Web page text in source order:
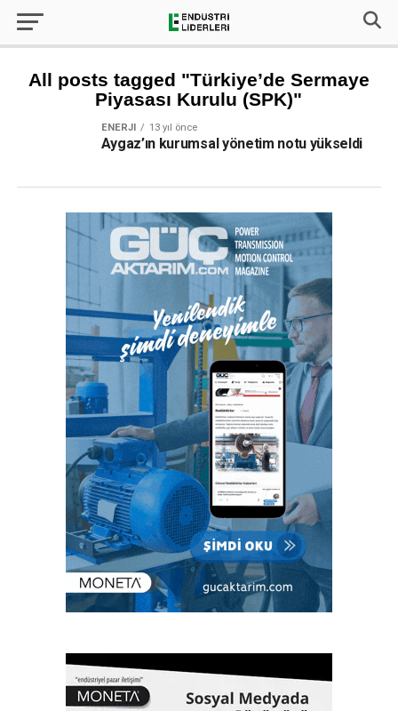
All posts tagged "Türkiye’de Sermaye
Piyasası Kurulu (SPK)"
ENERJI 13 yıl önce
Aygaz’ın kurumsal yönetim notu yükseldi